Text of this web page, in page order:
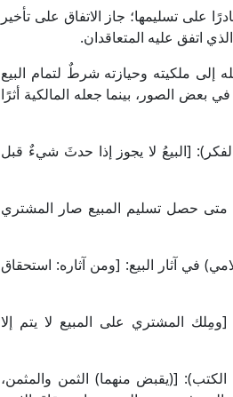
على تسليمها؛ جاز الاتفاق على تأخير
اتفق عليه المتعاقدان.
إلى ملكيته وحيازته شرطٌ لتمام البيع
بعض الصور، بينما جعله المالكية أثرًا
في "العناية شرح الهداية" (6/ 291، ط. دار الفكر): [البيعُ لا يجوز إذا حدثَ شيءٌ قبل
في "مجلة الأحكام العدلية" (ص: 55، ط. نور محمد): [المادة (264): متى حصل تسليم المبيع صار المشتري
(5/ 122، ط. دار الغرب الإسلامي) في آثار البيع: [ومن آثاره: استحقاق
"المجموع" (13/ 57، ط. دار الفكر): [ومِلك المشتري على المبيع لا يتم إلا
في "دقائق أُولي النُّهى" (2/ 57، ط. عالم الكتب): [(يقبض منهما) الثمن والمثمن،